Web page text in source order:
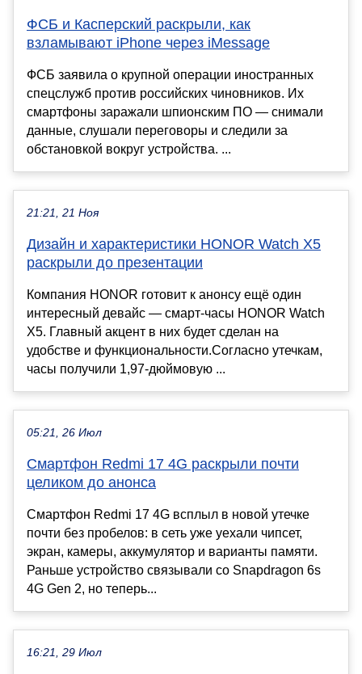
ФСБ и Касперский раскрыли, как
взламывают iPhone через iMessage
ФСБ заявила о крупной операции иностранных
спецслужб против российских чиновников. Их
смартфоны заражали шпионским ПО — снимали
данные, слушали переговоры и следили за
обстановкой вокруг устройства. ...
21:21, 21 Ноя
Дизайн и характеристики HONOR Watch X5
раскрыли до презентации
Компания HONOR готовит к анонсу ещё один
интересный девайс — смарт-часы HONOR Watch
X5. Главный акцент в них будет сделан на
удобстве и функциональности.Согласно утечкам,
часы получили 1,97-дюймовую ...
05:21, 26 Июл
Смартфон Redmi 17 4G раскрыли почти
целиком до анонса
Смартфон Redmi 17 4G всплыл в новой утечке
почти без пробелов: в сеть уже уехали чипсет,
экран, камеры, аккумулятор и варианты памяти.
Раньше устройство связывали со Snapdragon 6s
4G Gen 2, но теперь...
16:21, 29 Июл